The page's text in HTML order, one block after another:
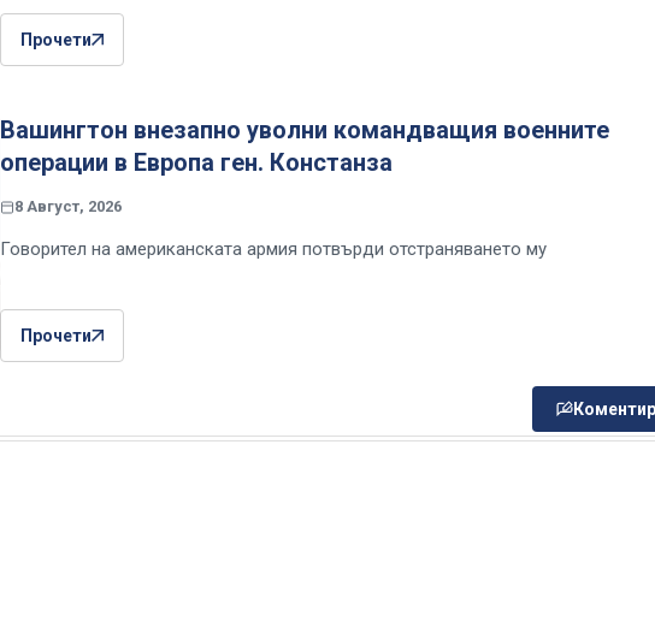
Прочети
Вашингтон внезапно уволни командващия военните
операции в Европа ген. Констанза
8 Август, 2026
Говорител на американската армия потвърди отстраняването му
Прочети